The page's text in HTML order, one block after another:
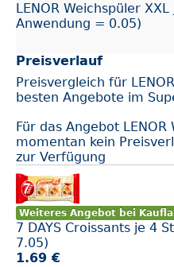
LENOR Weichspüler
Anwendung = 0.05)
Preisverlauf
Preisvergleich für
besten Angebote im
Für das Angebot
momentan kein
zur Verfügung
Weiteres Angebot bei
7 DAYS Croissants je 4
7.05)
1.69 €